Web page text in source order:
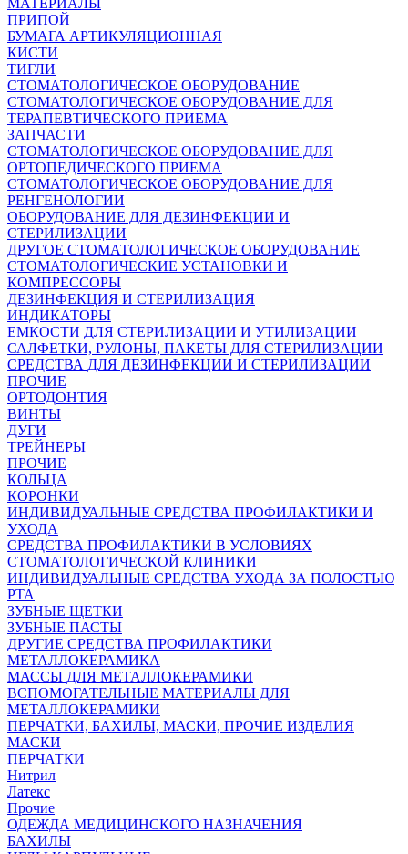
МАТЕРИАЛЫ
ПРИПОЙ
БУМАГА АРТИКУЛЯЦИОННАЯ
КИСТИ
ТИГЛИ
СТОМАТОЛОГИЧЕСКОЕ ОБОРУДОВАНИЕ
СТОМАТОЛОГИЧЕСКОЕ ОБОРУДОВАНИЕ ДЛЯ
ТЕРАПЕВТИЧЕСКОГО ПРИЕМА
ЗАПЧАСТИ
СТОМАТОЛОГИЧЕСКОЕ ОБОРУДОВАНИЕ ДЛЯ
ОРТОПЕДИЧЕСКОГО ПРИЕМА
СТОМАТОЛОГИЧЕСКОЕ ОБОРУДОВАНИЕ ДЛЯ
РЕНГЕНОЛОГИИ
ОБОРУДОВАНИЕ ДЛЯ ДЕЗИНФЕКЦИИ И
СТЕРИЛИЗАЦИИ
ДРУГОЕ СТОМАТОЛОГИЧЕСКОЕ ОБОРУДОВАНИЕ
СТОМАТОЛОГИЧЕСКИЕ УСТАНОВКИ И
КОМПРЕССОРЫ
ДЕЗИНФЕКЦИЯ И СТЕРИЛИЗАЦИЯ
ИНДИКАТОРЫ
ЕМКОСТИ ДЛЯ СТЕРИЛИЗАЦИИ И УТИЛИЗАЦИИ
САЛФЕТКИ, РУЛОНЫ, ПАКЕТЫ ДЛЯ СТЕРИЛИЗАЦИИ
СРЕДСТВА ДЛЯ ДЕЗИНФЕКЦИИ И СТЕРИЛИЗАЦИИ
ПРОЧИЕ
ОРТОДОНТИЯ
ВИНТЫ
ДУГИ
ТРЕЙНЕРЫ
ПРОЧИЕ
КОЛЬЦА
КОРОНКИ
ИНДИВИДУАЛЬНЫЕ СРЕДСТВА ПРОФИЛАКТИКИ И
УХОДА
СРЕДСТВА ПРОФИЛАКТИКИ В УСЛОВИЯХ
СТОМАТОЛОГИЧЕСКОЙ КЛИНИКИ
ИНДИВИДУАЛЬНЫЕ СРЕДСТВА УХОДА ЗА ПОЛОСТЬЮ
РТА
ЗУБНЫЕ ЩЕТКИ
ЗУБНЫЕ ПАСТЫ
ДРУГИЕ СРЕДСТВА ПРОФИЛАКТИКИ
МЕТАЛЛОКЕРАМИКА
МАССЫ ДЛЯ МЕТАЛЛОКЕРАМИКИ
ВСПОМОГАТЕЛЬНЫЕ МАТЕРИАЛЫ ДЛЯ
МЕТАЛЛОКЕРАМИКИ
ПЕРЧАТКИ, БАХИЛЫ, МАСКИ, ПРОЧИЕ ИЗДЕЛИЯ
МАСКИ
ПЕРЧАТКИ
Нитрил
Латекс
Прочие
ОДЕЖДА МЕДИЦИНСКОГО НАЗНАЧЕНИЯ
БАХИЛЫ